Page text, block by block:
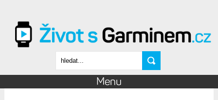
Vyhledávání
Menu